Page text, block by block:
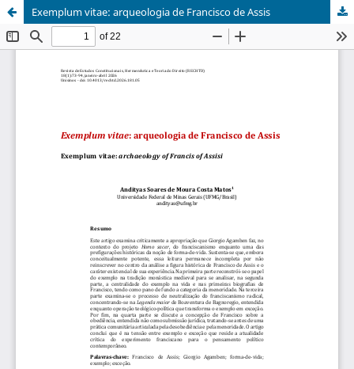
Exemplum vitae: arqueologia de Francisco de Assis